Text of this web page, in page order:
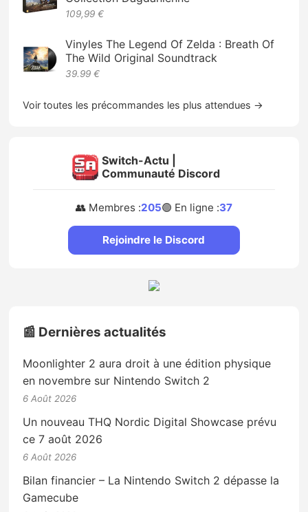
109,99 €
Vinyles The Legend Of Zelda : Breath Of
The Wild Original Soundtrack
39.99 €
Voir toutes les précommandes les plus attendues →
Switch-Actu |
Communauté Discord
👥 Membres :205🟢 En ligne :37
Rejoindre le Discord
📰 Dernières actualités
Moonlighter 2 aura droit à une édition physique
en novembre sur Nintendo Switch 2
6 Août 2026
Un nouveau THQ Nordic Digital Showcase prévu
ce 7 août 2026
6 Août 2026
Bilan financier – La Nintendo Switch 2 dépasse la
Gamecube